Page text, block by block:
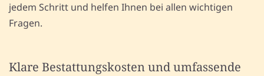
jedem Schritt und helfen Ihnen bei allen wichtigen
Fragen.
Klare Bestattungskosten und umfassende